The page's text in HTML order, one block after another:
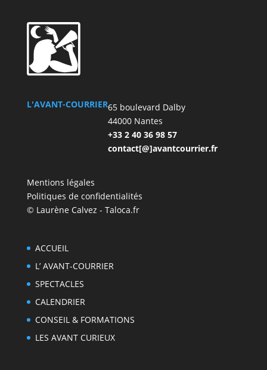
L'AVANT-COURRIER65 boulevard Dalby
44000 Nantes
+33 2 40 36 98 57
contact[@]avantcourrier.fr
Mentions légales
Politiques de confidentialités
© Laurène Calvez - Taloca.fr
ACCUEIL
L’ AVANT-COURRIER
SPECTACLES
CALENDRIER
CONSEIL & FORMATIONS
LES AVANT CURIEUX